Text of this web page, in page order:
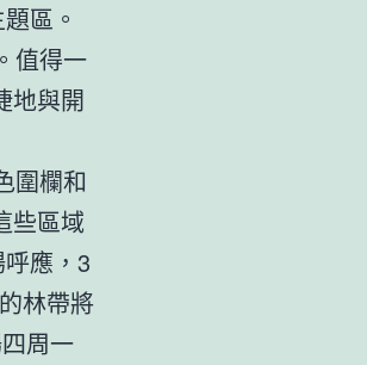
區。
值得一
地與開
圍欄和
些區域
應，3
林帶將
周一